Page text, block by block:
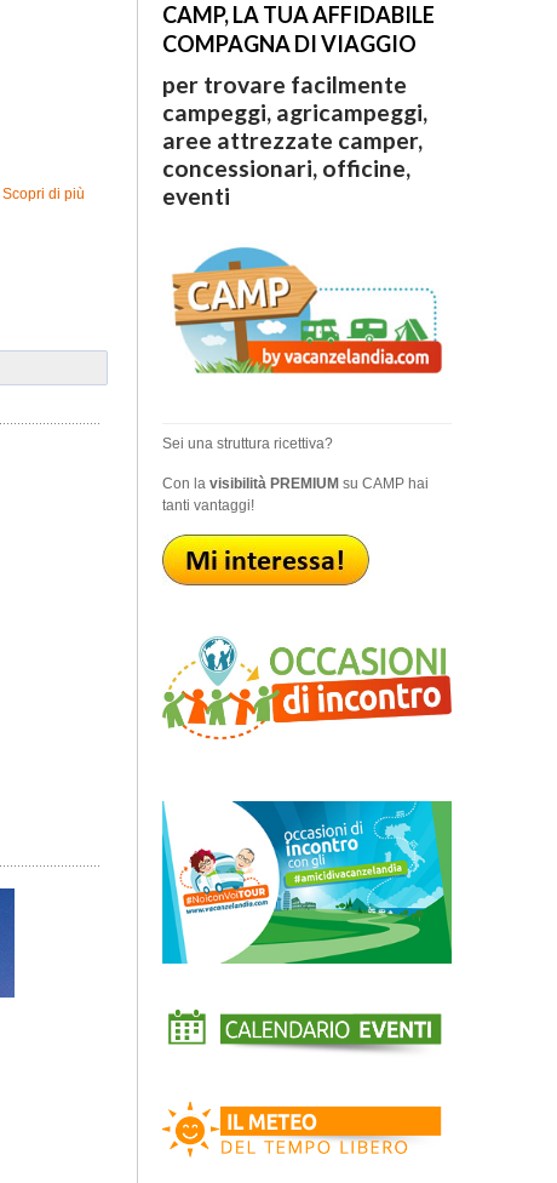
Scopri di più
CAMP, LA TUA AFFIDABILE
COMPAGNA DI VIAGGIO
per trovare facilmente
campeggi, agricampeggi,
aree attrezzate camper,
concessionari, officine,
eventi
Sei una struttura ricettiva?
Con la visibilità PREMIUMsu CAMP hai
tanti vantaggi!